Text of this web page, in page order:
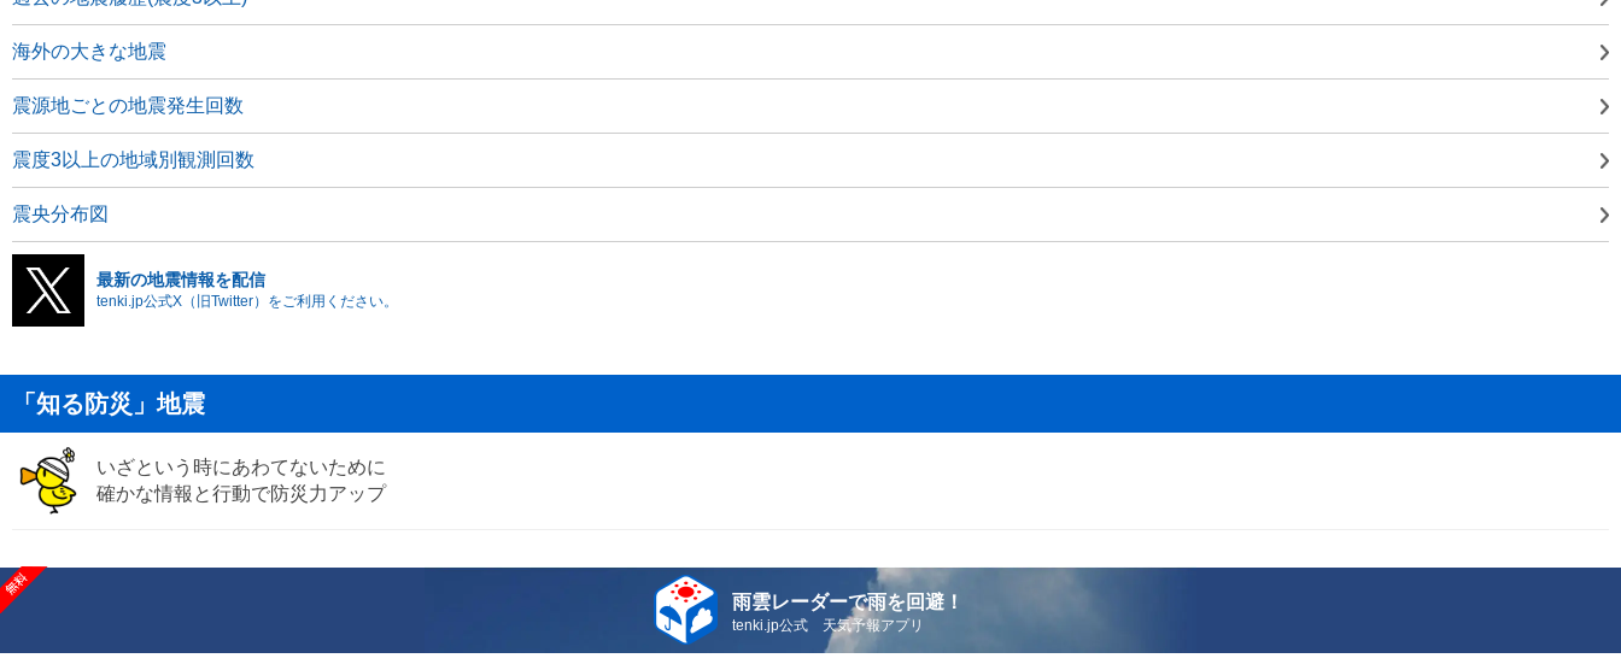
海外の大きな地震
震源地ごとの地震発生回数
震度3以上の地域別観測回数
震央分布図
最新の地震情報を配信
tenki.jp公式X（旧Twitter）をご利用ください。
「知る防災」地震
いざという時にあわてないために
確かな情報と行動で防災力アップ
雨雲レーダーで雨を回避！
tenki.jp公式 天気予報アプリ